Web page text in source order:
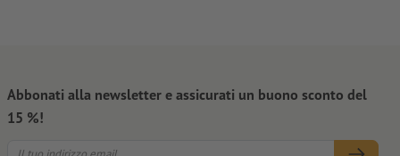
Abbonati alla newsletter e assicurati un buono sconto del
15 %!